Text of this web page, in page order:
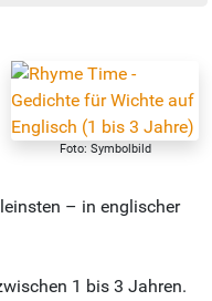
Foto: Symbolbild
– in englischer
1 bis 3 Jahren.